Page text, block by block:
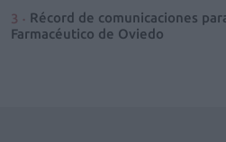
Récord de comunicaciones
Farmacéutico de Oviedo